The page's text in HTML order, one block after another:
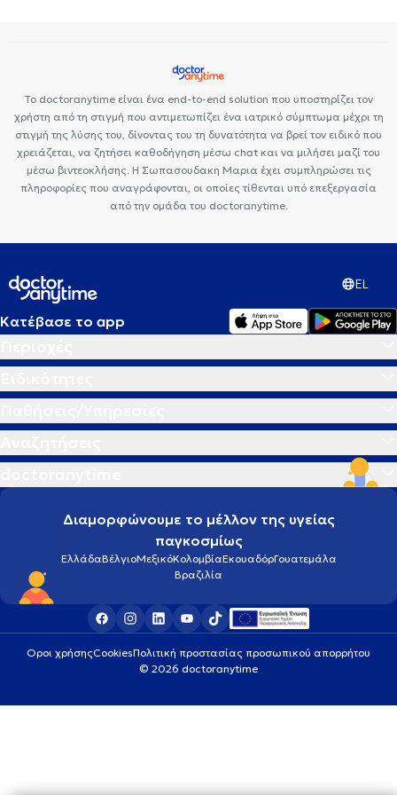
Το doctoranytime είναι ένα end-to-end solution που υποστηρίζει τον
χρήστη από τη στιγμή που αντιμετωπίζει ένα ιατρικό σύμπτωμα μέχρι τη
στιγμή της λύσης του, δίνοντας του τη δυνατότητα να βρεί τον ειδικό που
χρειάζεται, να ζητήσει καθοδήγηση μέσω chat και να μιλήσει μαζί του
μέσω βιντεοκλήσης. Η Σωπασουδακη Μαρια έχει συμπληρώσει τις
πληροφορίες που αναγράφονται, οι οποίες τίθενται υπό επεξεργασία
από την ομάδα του doctoranytime.
EL
Κατέβασε το app
Διαμορφώνουμε το μέλλον της υγείας
παγκοσμίως
ΕλλάδαΒέλγιοΜεξικόΚολομβίαΕκουαδόρΓουατεμάλα
Βραζιλία
Οροι χρήσηςCookiesΠολιτική προστασίας προσωπικού απορρήτου
© 2026 doctoranytime